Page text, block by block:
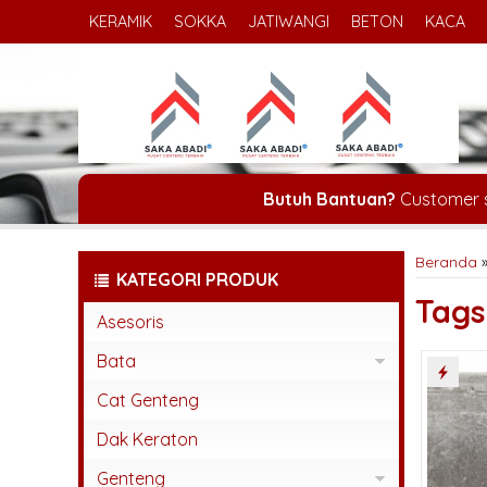
KERAMIK SOKKA JATIWANGI BETON KACA
Butuh Bantuan? Customer
Beranda
KATEGORI PRODUK
Asesoris
Bata
Bata Espos
Bata Press
Bata Tempel
Cat Genteng
Dak Keraton
Genteng